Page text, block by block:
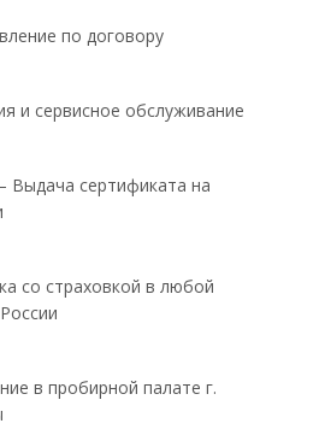
по договору
и сервисное обслуживание
Выдача сертификата на
со страховкой в любой
в пробирной палате г.